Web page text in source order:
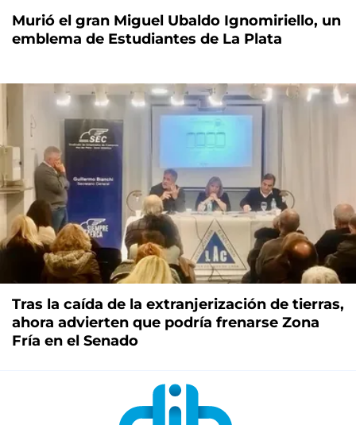
Murió el gran Miguel Ubaldo Ignomiriello, un
emblema de Estudiantes de La Plata
Tras la caída de la extranjerización de tierras,
ahora advierten que podría frenarse Zona
Fría en el Senado